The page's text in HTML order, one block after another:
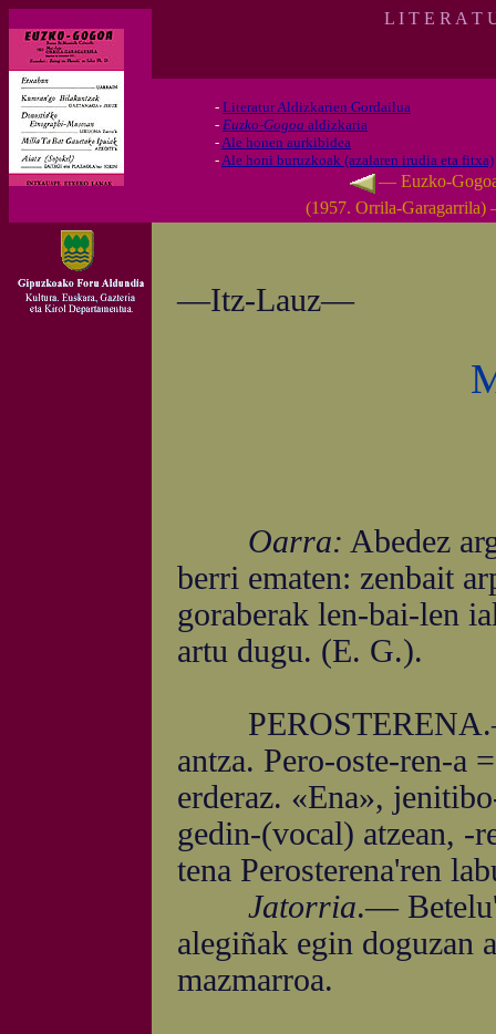
L I T E R A T
- Literatur Aldizkarien Gordailua
- Euzko-Gogoa aldizkaria
-Ale honen aurkibidea
-Ale honi buruzkoak (azalaren irudia eta fitxa)
— Euzko-
(1957. Orrila-
—Itz-Lauz—
Oarra: Abedez
berri ematen: zenbait
goraberak len-bai-len
artu dugu. (E. G.).
PEROSTERENA.—
antza. Pero-oste-ren-a
erderaz. «Ena»,
gedin-(vocal) atzean, -
tena Perosterena'ren
Jatorria.—
alegiñak egin doguzan
mazmarroa.